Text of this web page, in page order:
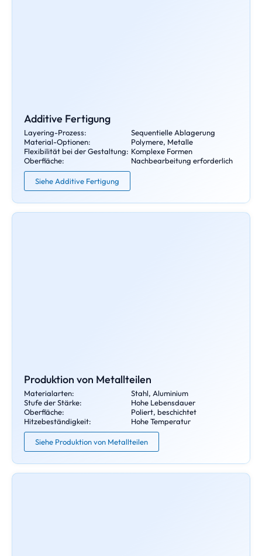
Additive Fertigung
Layering-Prozess:
Sequentielle Ablagerung
Material-Optionen:
Polymere, Metalle
Flexibilität bei der Gestaltung: Komplexe Formen
Oberfläche:
Nachbearbeitung erforderlich
Siehe Additive Fertigung
Produktion von Metallteilen
Materialarten:
Stahl, Aluminium
Stufe der Stärke:
Hohe Lebensdauer
Oberfläche:
Poliert, beschichtet
Hitzebeständigkeit:
Hohe Temperatur
Siehe Produktion von Metallteilen